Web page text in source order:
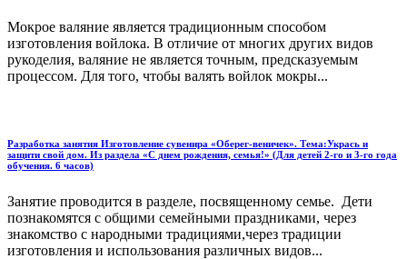
Мокрое валяние является традиционным способом
изготовления войлока. В отличие от многих других видов
рукоделия, валяние не является точным, предсказуемым
процессом. Для того, чтобы валять войлок мокры...
Разработка занятия Изготовление сувенира «Оберег-веничек». Тема:Укрась и
защити свой дом. Из раздела «С днем рождения, семья!» (Для детей 2-го и 3-го года
обучения. 6 часов)
Занятие проводится в разделе, посвященному семье. Дети
познакомятся с общими семейными праздниками, через
знакомство с народными традициями,через традиции
изготовления и использования различных видов...